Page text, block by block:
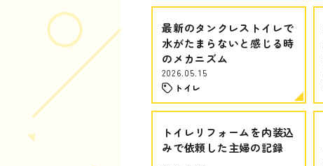
最新のタンクレストイレで
水がたまらないと感じる時
のメカニズム
2026.05.15
トイレ
トイレリフォームを内装込
みで依頼した主婦の記録